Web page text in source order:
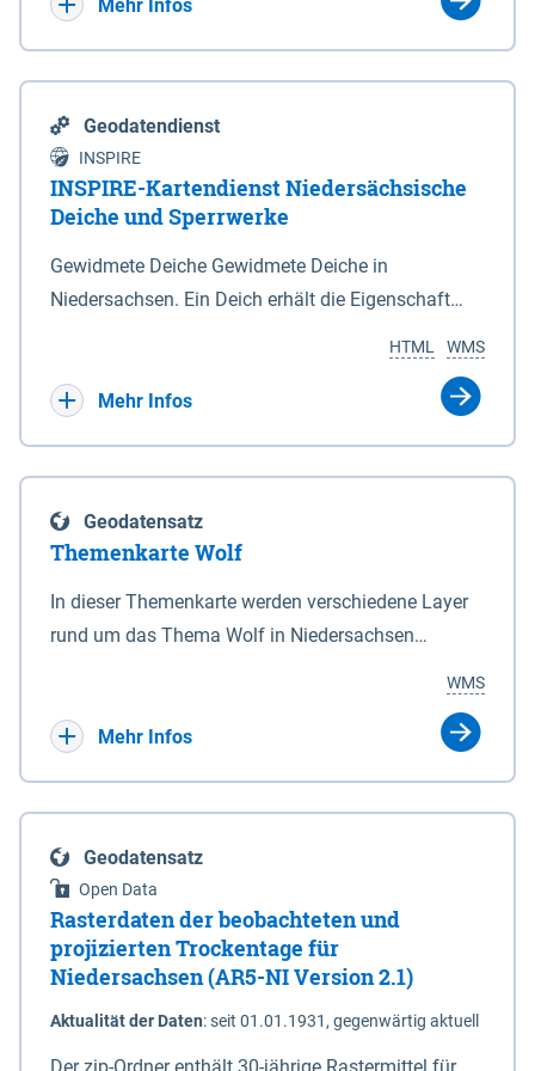
Mehr Infos
Geodatendienst
INSPIRE
INSPIRE-Kartendienst Niedersächsische
Deiche und Sperrwerke
Gewidmete Deiche Gewidmete Deiche in
Niedersachsen. Ein Deich erhält die Eigenschaft
Deichbehörde durch Verordnung ausspricht. Für
enthalten. Sperrwerke Sperrwerke sind Bauwerke
mit Sperrvorrichtungen in Tidegewässern, die dem
Schutz eines Gebietes vor erhöhten Tiden, vor allem
vor Sturmfluten, zu dienen bestimmt sind (§2 Abs.3
Eigenschaft eines Sperrwerkes durch Widmung, die
die Deichbehörde durch Verordnung ausspricht.
WMS
HTML
Mehr Infos
Geodatensatz
Themenkarte Wolf
In dieser Themenkarte werden verschiedene Layer
rund um das Thema Wolf in Niedersachsen
sowie Status der bestehenden Wolfsterritorien im
laufenden Monitoringjahr.
WMS
Mehr Infos
Geodatensatz
Open Data
Rasterdaten der beobachteten und
projizierten Trockentage für
Niedersachsen (AR5-NI Version 2.1)
Aktualität der Daten:seit 01.01.1931, gegenwärtig aktuell